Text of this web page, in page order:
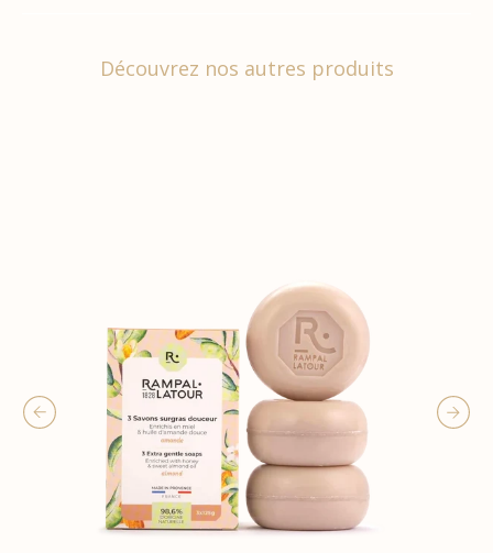
Découvrez nos autres produits